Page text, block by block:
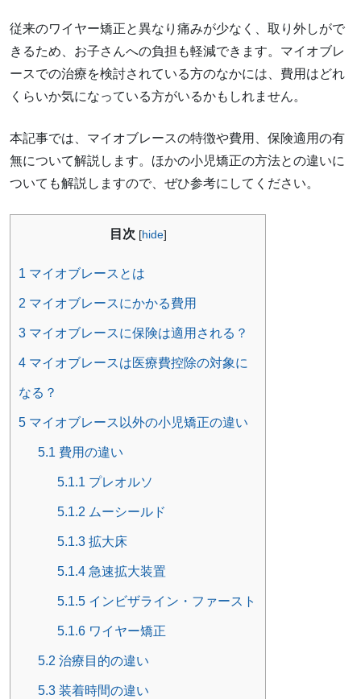
従来のワイヤー矯正と異なり痛みが少なく、取り外しがで
きるため、お子さんへの負担も軽減できます。マイオブレ
ースでの治療を検討されている方のなかには、費用はどれ
くらいか気になっている方がいるかもしれません。
本記事では、マイオブレースの特徴や費用、保険適用の有
無について解説します。ほかの小児矯正の方法との違いに
ついても解説しますので、ぜひ参考にしてください。
目次 [hide]
1 マイオブレースとは
2 マイオブレースにかかる費用
3 マイオブレースに保険は適用される？
4 マイオブレースは医療費控除の対象に
なる？
5 マイオブレース以外の小児矯正の違い
5.1 費用の違い
5.1.1 プレオルソ
5.1.2 ムーシールド
5.1.3 拡大床
5.1.4 急速拡大装置
5.1.5 インビザライン・ファースト
5.1.6 ワイヤー矯正
5.2 治療目的の違い
5.3 装着時間の違い